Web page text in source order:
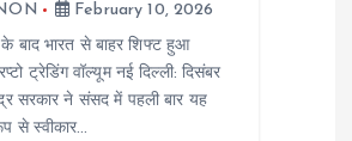
February 10, 2026
के बाद भारत से बाहर शिफ्ट हुआ
ट्रेडिंग वॉल्यूम नई दिल्ली: दिसंबर
सरकार ने संसद में पहली बार यह
से स्वीकार…